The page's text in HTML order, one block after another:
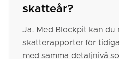
skatteår?
Ja. Med Blockpit kan du
skatterapporter för
med samma detaljnivå